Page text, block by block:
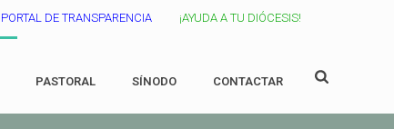
¡AYUDA A TU DIÓCESIS!
PORTAL DE TRANSPARENCIA
PASTORAL SÍNODO CONTACTAR